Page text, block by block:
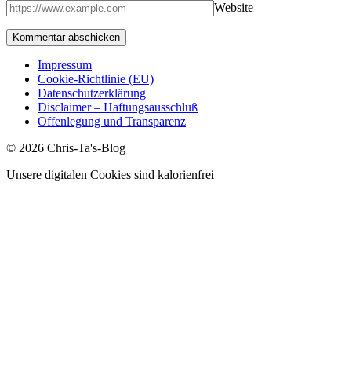
Website
Impressum
Cookie-Richtlinie (EU)
Datenschutzerklärung
Disclaimer – Haftungsausschluß
Offenlegung und Transparenz
© 2026 Chris-Ta's-Blog
Unsere digitalen Cookies sind kalorienfrei